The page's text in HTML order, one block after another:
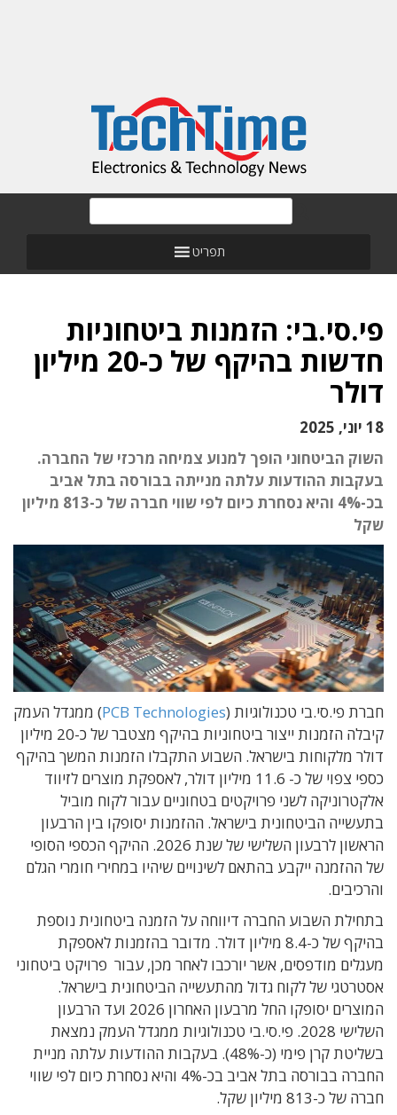
תפריט
פי.סי.בי: הזמנות ביטחוניות
חדשות בהיקף של כ-20 מיליון
דולר
18 יוני, 2025
השוק הביטחוני הופך למנוע צמיחה מרכזי של החברה.
בעקבות ההודעות עלתה מנייתה בבורסה בתל אביב
בכ-4% והיא נסחרת כיום לפי שווי חברה של כ-813 מיליון
שקל
חברת פי.סי.בי טכנולוגיות (PCB Technologies) ממגדל העמק
קיבלה הזמנות ייצור ביטחוניות בהיקף מצטבר של כ-20 מיליון
דולר מלקוחות בישראל. השבוע התקבלו הזמנות המשך בהיקף
כספי צפוי של כ- 11.6 מיליון דולר, לאספקת מוצרים לזיווד
אלקטרוניקה לשני פרויקטים בטחוניים עבור לקוח מוביל
בתעשייה הביטחונית בישראל. ההזמנות יסופקו בין הרבעון
הראשון לרבעון השלישי של שנת 2026. ההיקף הכספי הסופי
של ההזמנה ייקבע בהתאם לשינויים שיהיו במחירי חומרי הגלם
והרכיבים.
בתחילת השבוע החברה דיווחה על הזמנה ביטחונית נוספת
בהיקף של כ-8.4 מיליון דולר. מדובר בהזמנות לאספקת
מעגלים מודפסים, אשר יורכבו לאחר מכן, עבור פרויקט ביטחוני
אסטרטגי של לקוח גדול מהתעשייה הביטחונית בישראל.
המוצרים יסופקו החל מרבעון האחרון 2026 ועד הרבעון
השלישי 2028.
פי.סי.בי טכנולוגיות ממגדל העמק נמצאת
בשליטת קרן פימי (כ
-48%). בעקבות ההודעות עלתה מניית
החברה בבורסה בתל אביב בכ-4% והיא נסחרת כיום לפי שווי
חברה של כ-813 מיליון שקל.